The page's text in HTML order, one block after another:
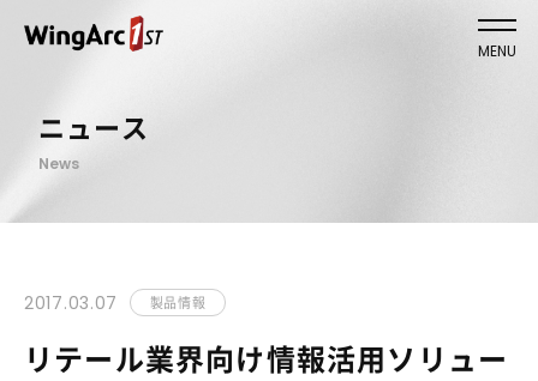
MENU
ニュース
News
2017.03.07 製品情報
リテール業界向け情報活用ソリュー